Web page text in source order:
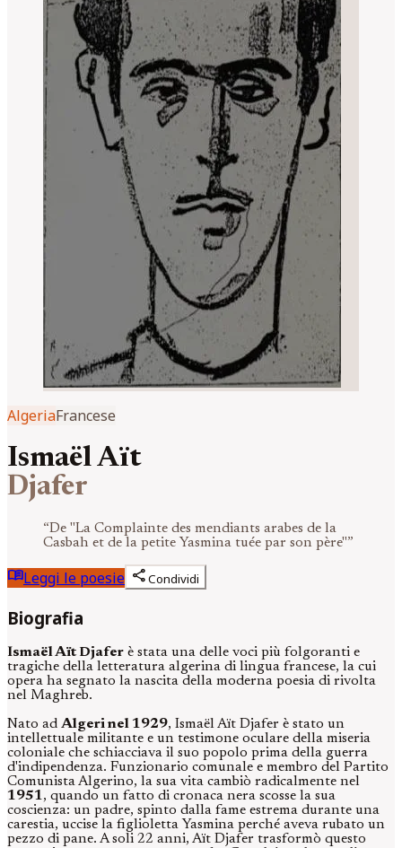
AlgeriaFrancese
Ismaël Aït
Djafer
“De "La Complainte des mendiants arabes de la
Casbah et de la petite Yasmina tuée par son père"”
menu_bookLeggi le poesie shareCondividi
Biografia
Ismaël Aït Djafer è stata una delle voci più folgoranti e
tragiche della letteratura algerina di lingua francese, la cui
opera ha segnato la nascita della moderna poesia di rivolta
nel Maghreb.
Nato ad Algeri nel 1929, Ismaël Aït Djafer è stato un
intellettuale militante e un testimone oculare della miseria
coloniale che schiacciava il suo popolo prima della guerra
d'indipendenza. Funzionario comunale e membro del Partito
Comunista Algerino, la sua vita cambiò radicalmente nel
1951, quando un fatto di cronaca nera scosse la sua
coscienza: un padre, spinto dalla fame estrema durante una
carestia, uccise la figlioletta Yasmina perché aveva rubato un
pezzo di pane. A soli 22 anni, Aït Djafer trasformò questo